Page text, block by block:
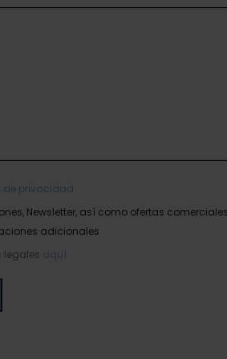
de privacidad
Newsletter, así como ofertas
adicionales
legales aquí